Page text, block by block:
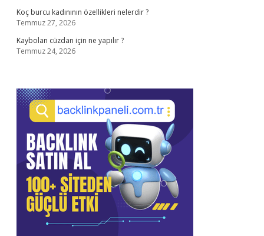
Koç burcu kadınının özellikleri nelerdir ?
Temmuz 27, 2026
Kaybolan cüzdan için ne yapılır ?
Temmuz 24, 2026